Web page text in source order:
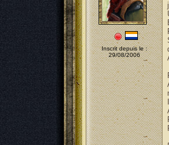
Inscrit depuis le :
29/08/2006